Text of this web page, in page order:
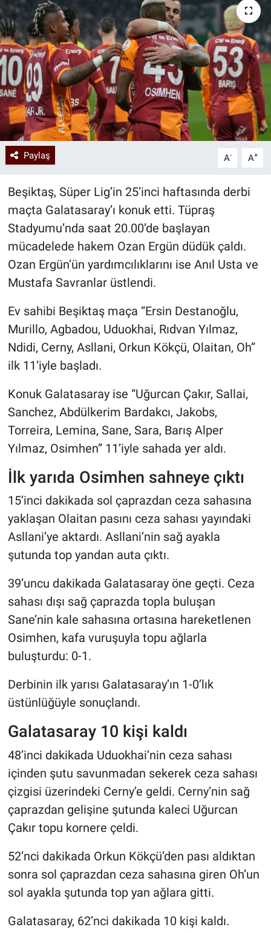
Paylaş A- A+
Beşiktaş, Süper Lig’in 25’inci haftasında derbi
maçta Galatasaray’ı konuk etti. Tüpraş
Stadyumu’nda saat 20.00’de başlayan
mücadelede hakem Ozan Ergün düdük çaldı.
Ozan Ergün’ün yardımcılıklarını ise Anıl Usta ve
Mustafa Savranlar üstlendi.
Ev sahibi Beşiktaş maça “Ersin Destanoğlu,
Murillo, Agbadou, Uduokhai, Rıdvan Yılmaz,
Ndidi, Cerny, Asllani, Orkun Kökçü, Olaitan, Oh”
ilk 11’iyle başladı.
Konuk Galatasaray ise “Uğurcan Çakır, Sallai,
Sanchez, Abdülkerim Bardakcı, Jakobs,
Torreira, Lemina, Sane, Sara, Barış Alper
Yılmaz, Osimhen” 11’iyle sahada yer aldı.
İlk yarıda Osimhen sahneye çıktı
15’inci dakikada sol çaprazdan ceza sahasına
yaklaşan Olaitan pasını ceza sahası yayındaki
Asllani’ye aktardı. Asllani’nin sağ ayakla
şutunda top yandan auta çıktı.
39’uncu dakikada Galatasaray öne geçti. Ceza
sahası dışı sağ çaprazda topla buluşan
Sane’nin kale sahasına ortasına hareketlenen
Osimhen, kafa vuruşuyla topu ağlarla
buluşturdu: 0-1.
Derbinin ilk yarısı Galatasaray’ın 1-0’lık
üstünlüğüyle sonuçlandı.
Galatasaray 10 kişi kaldı
48’inci dakikada Uduokhai’nin ceza sahası
içinden şutu savunmadan sekerek ceza sahası
çizgisi üzerindeki Cerny’e geldi. Cerny’nin sağ
çaprazdan gelişine şutunda kaleci Uğurcan
Çakır topu kornere çeldi.
52’nci dakikada Orkun Kökçü’den pası aldıktan
sonra sol çaprazdan ceza sahasına giren Oh’un
sol ayakla şutunda top yan ağlara gitti.
Galatasaray, 62’nci dakikada 10 kişi kaldı.